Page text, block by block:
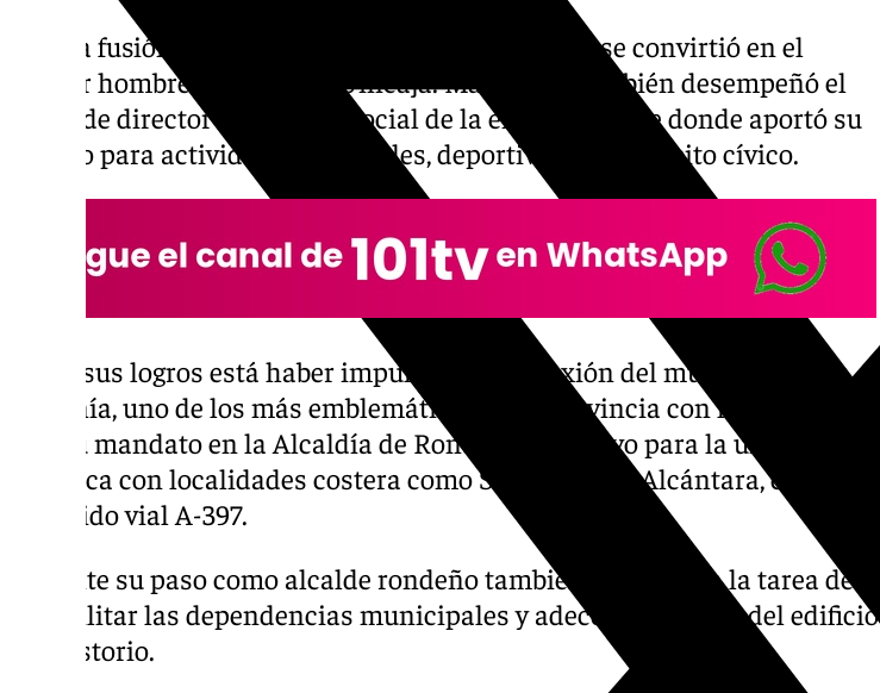
Tras la fusión de Caja Ronda con otras entidades se convirtió en el
primer hombre al frente de Unicaja. Más tarde, también desempeñó el
papel de director de la Obra Social de la entidad, desde donde aportó su
trabajo para actividades culturales, deportivas y del ámbito cívico.
Entre sus logros está haber impulsado la conexión del municipio de la
Serranía, uno de los más emblemáticos de la provincia con la Costa del
Sol. Su mandato en la Alcaldía de Ronda fue decisivo para la unir la
comarca con localidades costera como San Pedro de Alcántara, el
conocido vial A-397.
Durante su paso como alcalde rondeño también se dedicó a la tarea de
rehabilitar las dependencias municipales y adecentar la cara del edificio
Consistorio.